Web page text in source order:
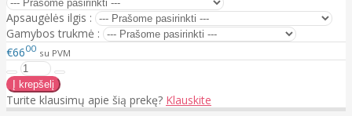
Apsaugėlės ilgis :
Gamybos trukmė :
€6600 su PVM
Turite klausimų apie šią prekę? Klauskite